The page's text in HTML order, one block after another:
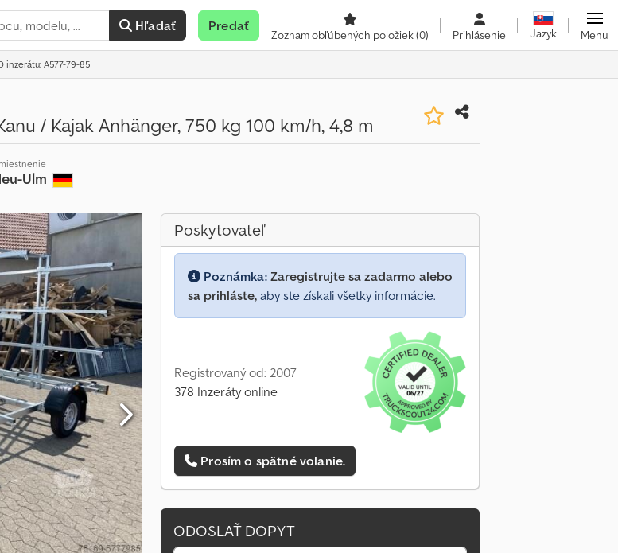
Hľadať Predať
Zoznam obľúbených položiek(0) Prihlásenie Jazyk Menu
inzerátu: A577-79-85
/ Kajak Anhänger, 750 kg 100 km/h, 4,8 m
Ulm
Poskytovateľ
Poznámka: Zaregistrujte sa zadarmo alebo
sa prihláste, aby ste získali všetky informácie.
Registrovaný od: 2007
378 Inzeráty online
Prosím o spätné volanie.
ODOSLAŤ DOPYT